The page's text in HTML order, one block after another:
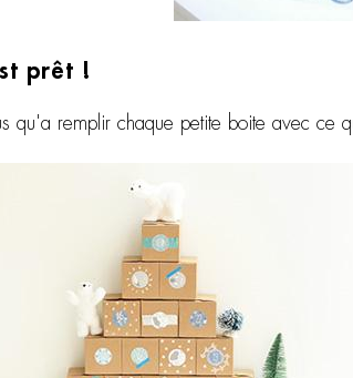
prêt !
qu'a remplir chaque petite boite avec ce